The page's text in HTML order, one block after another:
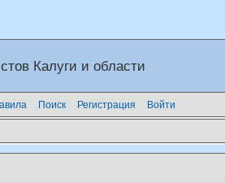
Калуги и области
Поиск Регистрация Войти